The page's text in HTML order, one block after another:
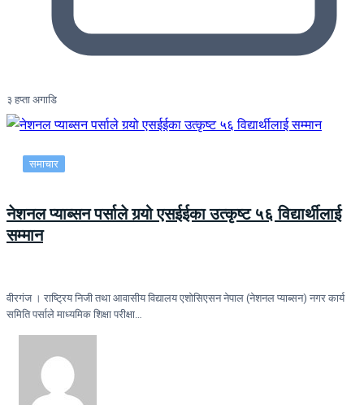
३ हप्ता अगाडि
समाचार
नेशनल प्याब्सन पर्साले गर्‍यो एसईईका उत्कृष्ट ५६ विद्यार्थीलाई
सम्मान
वीरगंज । राष्ट्रिय निजी तथा आवासीय विद्यालय एशोसिएसन नेपाल (नेशनल प्याब्सन) नगर कार्य
समिति पर्साले माध्यमिक शिक्षा परीक्षा…